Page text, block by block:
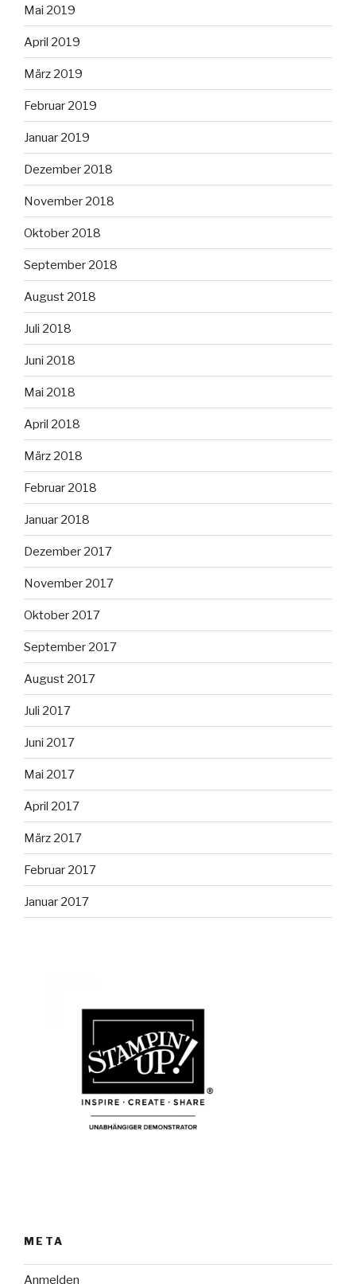
Mai 2019
April 2019
März 2019
Februar 2019
Januar 2019
Dezember 2018
November 2018
Oktober 2018
September 2018
August 2018
Juli 2018
Juni 2018
Mai 2018
April 2018
März 2018
Februar 2018
Januar 2018
Dezember 2017
November 2017
Oktober 2017
September 2017
August 2017
Juli 2017
Juni 2017
Mai 2017
April 2017
März 2017
Februar 2017
Januar 2017
META
Anmelden